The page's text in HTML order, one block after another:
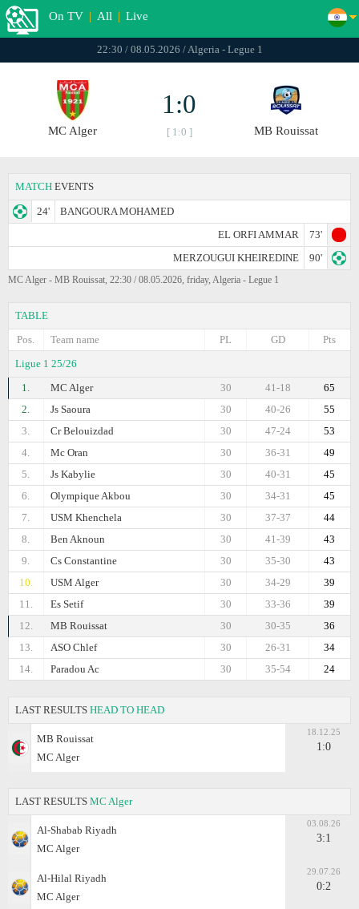
On TV | All | Live
22:30 / 08.05.2026 / Algeria - Legue 1
MC Alger
1:0
[ 1:0 ] MB Rouissat
MATCH EVENTS
24'
BANGOURA MOHAMED
EL ORFI AMMAR
73'
MERZOUGUI KHEIREDINE
90'
MC Alger - MB Rouissat, 22:30 / 08.05.2026, friday, Algeria - Legue 1
TABLE
Pos.
Team name Pts
GD
PL
Ligue 1 25/26
1.
MC Alger 65
41-18
30
2.
Js Saoura 55
40-26
30
3.
Cr Belouizdad 53
47-24
30
4.
Mc Oran 49
36-31
30
5.
Js Kabylie 45
40-31
30
6.
Olympique Akbou 45
34-31
30
7.
USM Khenchela 44
37-37
30
8.
Ben Aknoun 43
41-39
30
9.
Cs Constantine 43
35-30
30
10.
USM Alger 39
34-29
30
11.
Es Setif 39
33-36
30
12.
MB Rouissat 36
30-35
30
13.
ASO Chlef 34
26-31
30
14.
Paradou Ac 24
35-54
30
LAST RESULTS HEAD TO HEAD
MB Rouissat
MC Alger
18.12.25
1:0
LAST RESULTS MC Alger
Al-Shabab Riyadh
MC Alger
03.08.26
3:1
Al-Hilal Riyadh
MC Alger
29.07.26
0:2